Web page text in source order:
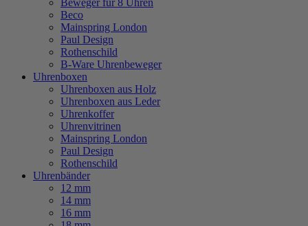
Beweger für 8 Uhren
Beco
Mainspring London
Paul Design
Rothenschild
B-Ware Uhrenbeweger
Uhrenboxen
Uhrenboxen aus Holz
Uhrenboxen aus Leder
Uhrenkoffer
Uhrenvitrinen
Mainspring London
Paul Design
Rothenschild
Uhrenbänder
12 mm
14 mm
16 mm